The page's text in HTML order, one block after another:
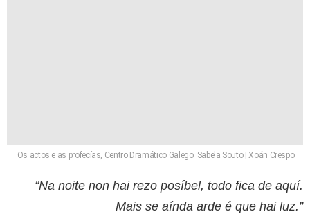
Os actos e as profecías, Centro Dramático Galego. Sabela Souto | Xoán Crespo.
“Na noite non hai rezo posíbel, todo fica de aquí.
Mais se aínda arde é que hai luz.”